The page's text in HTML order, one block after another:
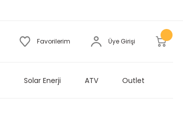
Favorilerim Üye Girişi
Solar Enerji ATV Outlet